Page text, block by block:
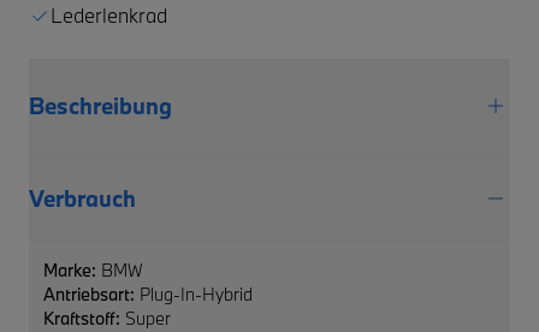
Lederlenkrad
Beschreibung
Verbrauch
Marke: BMW
Antriebsart: Plug-In-Hybrid
Kraftstoff: Super